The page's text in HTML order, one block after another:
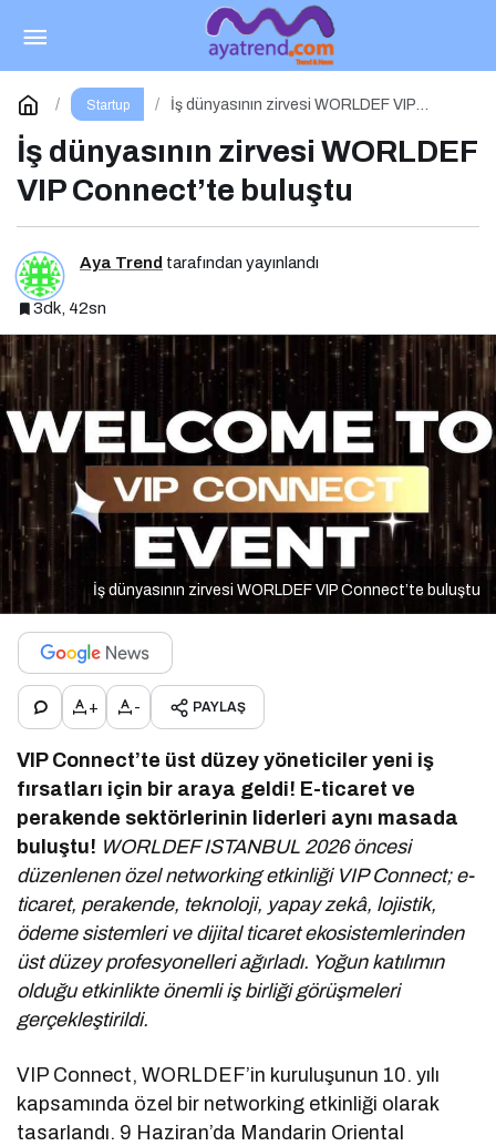
Startup
İş dünyasının zirvesi WORLDEF VIP
İş dünyasının zirvesi WORLDEF
VIP Connect’te buluştu
Aya Trend tarafından yayınlandı
3dk, 42sn
İş dünyasının zirvesi WORLDEF VIP Connect’te buluştu
+ - PAYLAŞ
VIP Connect’te üst düzey yöneticiler yeni iş
fırsatları için bir araya geldi! E-ticaret ve
perakende sektörlerinin liderleri aynı masada
buluştu! WORLDEF ISTANBUL 2026 öncesi
düzenlenen özel networking etkinliği VIP Connect; e-
ticaret, perakende, teknoloji, yapay zekâ, lojistik,
ödeme sistemleri ve dijital ticaret ekosistemlerinden
üst düzey profesyonelleri ağırladı. Yoğun katılımın
olduğu etkinlikte önemli iş birliği görüşmeleri
gerçekleştirildi.
VIP Connect, WORLDEF’in kuruluşunun 10. yılı
kapsamında özel bir networking etkinliği olarak
tasarlandı. 9 Haziran’da Mandarin Oriental
Dijital Markalaşma Hakkında Her Şey: Dijital
Markalaşma Sohbetleri Podcast Serisi
Yorum Yap